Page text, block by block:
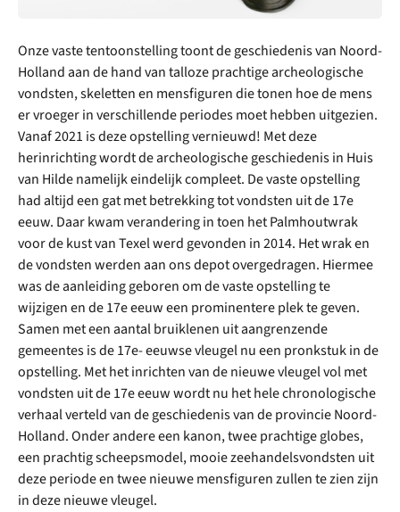
Onze vaste tentoonstelling toont de geschiedenis van Noord-
Holland aan de hand van talloze prachtige archeologische
vondsten, skeletten en mensfiguren die tonen hoe de mens
er vroeger in verschillende periodes moet hebben uitgezien.
Vanaf 2021 is deze opstelling vernieuwd! Met deze
herinrichting wordt de archeologische geschiedenis in Huis
van Hilde namelijk eindelijk compleet. De vaste opstelling
had altijd een gat met betrekking tot vondsten uit de 17e
eeuw. Daar kwam verandering in toen het Palmhoutwrak
voor de kust van Texel werd gevonden in 2014. Het wrak en
de vondsten werden aan ons depot overgedragen. Hiermee
was de aanleiding geboren om de vaste opstelling te
wijzigen en de 17e eeuw een prominentere plek te geven.
Samen met een aantal bruiklenen uit aangrenzende
gemeentes is de 17e- eeuwse vleugel nu een pronkstuk in de
opstelling. Met het inrichten van de nieuwe vleugel vol met
vondsten uit de 17e eeuw wordt nu het hele chronologische
verhaal verteld van de geschiedenis van de provincie Noord-
Holland. Onder andere een kanon, twee prachtige globes,
een prachtig scheepsmodel, mooie zeehandelsvondsten uit
deze periode en twee nieuwe mensfiguren zullen te zien zijn
in deze nieuwe vleugel.